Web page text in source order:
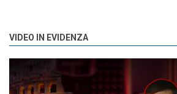
VIDEO IN EVIDENZA